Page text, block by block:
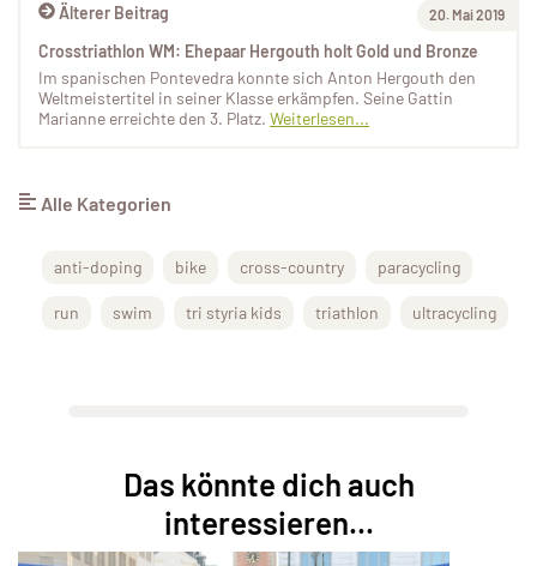
Älterer Beitrag 20. Mai 2019
Crosstriathlon WM: Ehepaar Hergouth holt Gold und Bronze
Im spanischen Pontevedra konnte sich Anton Hergouth den
Weltmeistertitel in seiner Klasse erkämpfen. Seine Gattin
Marianne erreichte den 3. Platz. Weiterlesen...
Alle Kategorien
anti-doping bike cross-country paracycling
run swim tri styria kids triathlon ultracycling
Das könnte dich auch
interessieren...